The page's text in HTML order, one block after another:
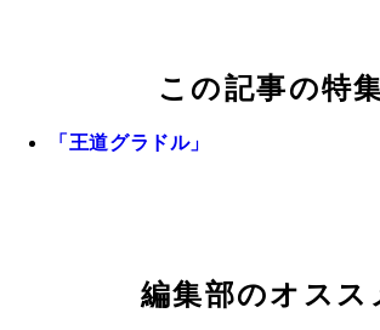
この記事の特
「王道グラドル」
編集部のオスス